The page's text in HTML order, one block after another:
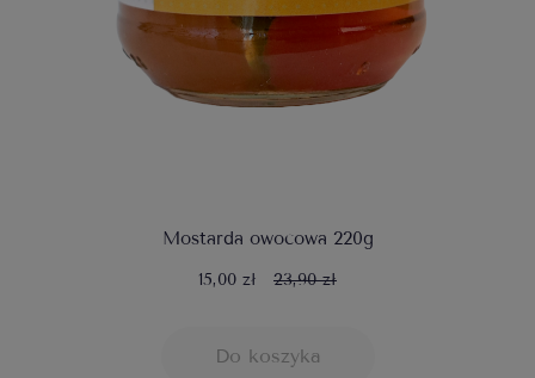
Mostarda owocowa 220g
15,00 zł 23,90 zł
Do koszyka